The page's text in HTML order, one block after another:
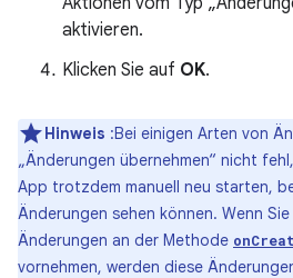
aktivieren.
Klicken Sie auf OK.
Hinweis :Bei einigen Arten von
„Änderungen übernehmen“ nicht
App trotzdem manuell neu starten,
Änderungen sehen können. Wenn
Änderungen an der Methode
vornehmen, werden diese